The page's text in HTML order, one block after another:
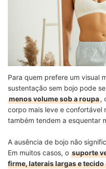
Para quem prefere um visual
sustentação sem bojo pode
menos volume sob a roupa,
corpo mais leve e confortável
também tendem a esquentar
A ausência de bojo não
Em muitos casos, o suporte
firme, laterais largas e